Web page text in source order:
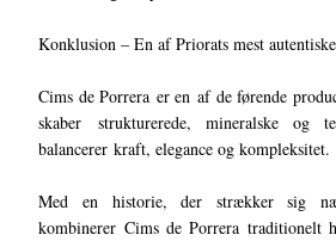
Konklusion – En af Priorats mest
Cims de Porrera er en af de førende
skaber strukturerede, mineralske og
balancerer kraft, elegance og kompleksitet.
Med en historie, der strækker sig
kombinerer Cims de Porrera traditionelt